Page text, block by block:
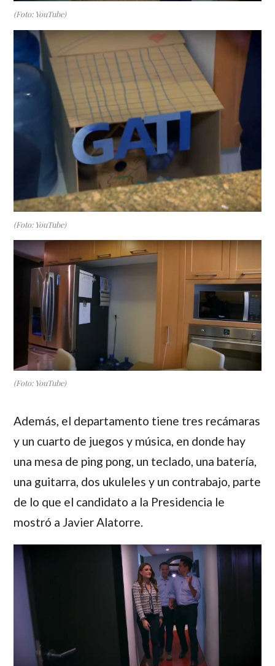
(Foto: YouTube)
(Foto: YouTube)
(Foto: YouTube)
Además, el departamento tiene tres recámaras
y un cuarto de juegos y música, en donde hay
una mesa de ping pong, un teclado, una batería,
una guitarra, dos ukuleles y un contrabajo, parte
de lo que el candidato a la Presidencia le
mostró a Javier Alatorre.